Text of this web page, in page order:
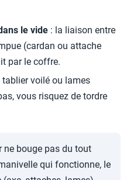
le vide : la liaison entre
(cardan ou attache
par le coffre.
tablier voilé ou lames
vous risquez de tordre
ne bouge pas du tout
qui fonctionne, le